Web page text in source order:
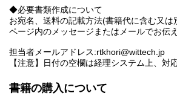
◆必要書類作成について
お宛名、送料の記載方法(書籍代に含む又は
ページ内のメッセージまたはメールでお伝
担当者メールアドレス:rtkhori@wittech.jp
【注意】日付の空欄は経理システム上、対
書籍の購入について